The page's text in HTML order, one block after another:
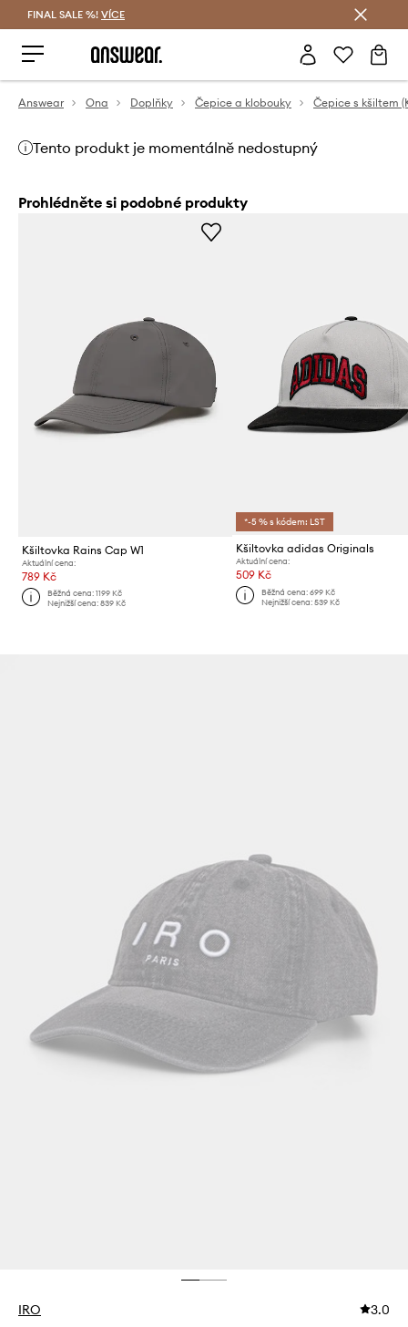
FINAL SALE %! VÍCE
Answear Ona Doplňky Čepice a klobouky Čepice s kšiltem
Tento produkt je momentálně nedostupný
Prohlédněte si podobné produkty
Kšiltovka Rains Cap W1
Aktuální cena:
789 Kč
Běžná cena:1199 Kč
Nejnižší cena:839 Kč
*-5 % s kódem: LST
Kšiltovka adidas Originals
Aktuální cena:
509 Kč
Běžná cena: 699 Kč
Nejnižší cena: 539 Kč
IRO 3.0